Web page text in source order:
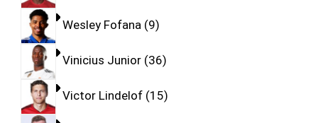
Wesley Fofana 9
Vinicius Junior 36
Victor Lindelof 15